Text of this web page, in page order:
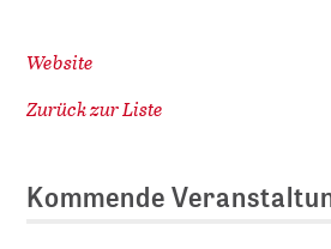
Website
Zurück zur Liste
Kommende